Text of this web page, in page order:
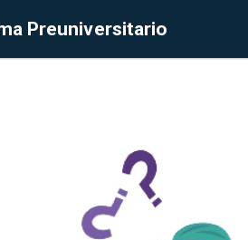
Preuniversitario